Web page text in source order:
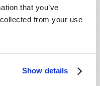
that you’ve
from your use
Show details